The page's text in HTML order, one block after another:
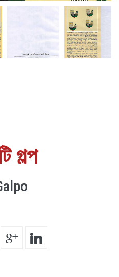
গল্প